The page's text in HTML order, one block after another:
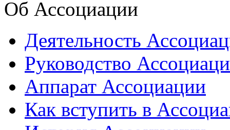
Об Ассоциации
Деятельность
Руководство
Аппарат Ассоциации
Как вступить в